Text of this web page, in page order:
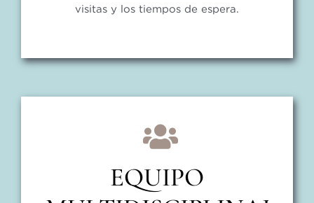
visitas y los tiempos de espera.
EQUIPO